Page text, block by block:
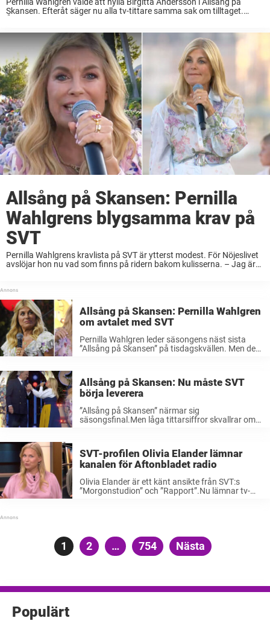
Skansen. Efteråt säger nu alla tv-tittare samma sak om tilltaget.
Allsång på Skansen: Pernilla
Wahlgrens blygsamma krav på
SVT
Pernilla Wahlgrens kravlista på SVT är ytterst modest. För Nöjeslivet
avslöjar hon nu vad som finns på ridern bakom kulisserna. – Jag är
Allsång på Skansen: Pernilla Wahlgren
om avtalet med SVT
Pernilla Wahlgren leder säsongens näst sista
”Allsång på Skansen” på tisdagskvällen. Men det
Allsång på Skansen: Nu måste SVT
börja leverera
”Allsång på Skansen” närmar sig
säsongsfinal.Men låga tittarsiffror skvallrar om
SVT-profilen Olivia Elander lämnar
kanalen för Aftonbladet radio
Olivia Elander är ett känt ansikte från SVT:s
”Morgonstudion” och ”Rapport”.Nu lämnar tv-
Sidnumrering
Sida
1 Sida
2 … Sida
754 Nästa
Populärt